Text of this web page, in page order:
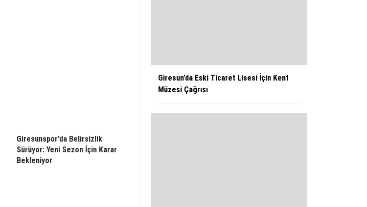
Giresunspor’da Belirsizlik
Sürüyor: Yeni Sezon İçin Karar
Bekleniyor
Giresun’da Eski Ticaret Lisesi İçin Kent
Müzesi Çağrısı